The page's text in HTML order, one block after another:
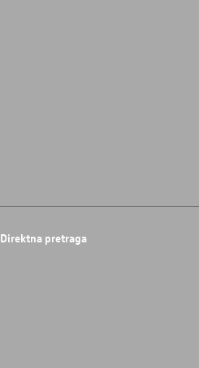
Direktna pretraga